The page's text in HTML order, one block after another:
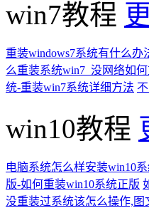
win7教程
重装windows7系统有什么办
么重装系统win7_没网络如
统-重装win7系统详细方法
win10教程
电脑系统怎么样安装win10
版-如何重装win10系统正版
没重装过系统该怎么操作,图